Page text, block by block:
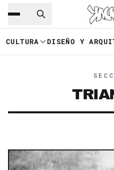
Saltar al contenido
CULTURA DISEÑO Y